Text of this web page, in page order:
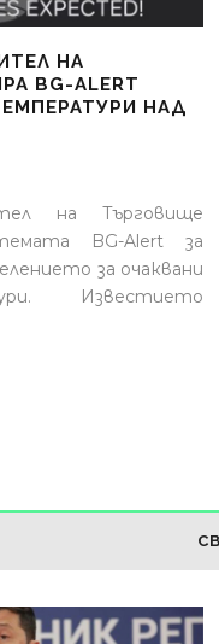
НА
BG-ALERT
НАД
на Търговище
BG-Alert за
за очаквани
Известието